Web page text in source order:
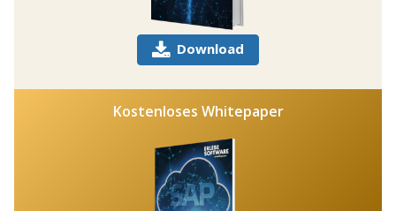
Download
Kostenloses Whitepaper